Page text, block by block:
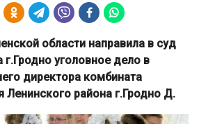
области направила в суд
г.Гродно уголовное дело в
директора комбината
Ленинского района г.Гродно Д.